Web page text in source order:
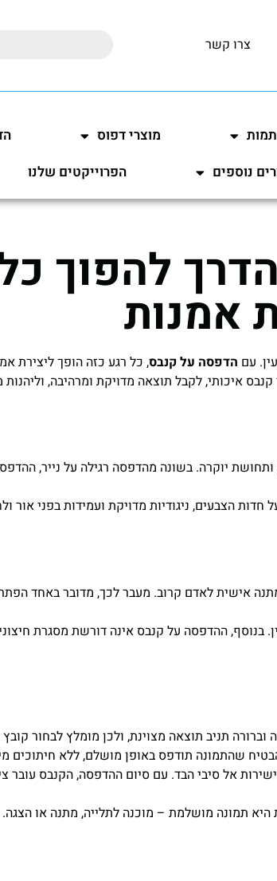
צרו קשר
מוצרי דפוס
נוספים
הפרוייקטים שלנו
להפוך
אמנות
עם הדפסה על קנבס, כל רגע כזה הופך ליצירת
איכותי, לקבל תוצאה מדויקת ומרהיבה,
יוקרה. בשונה מהדפסה רגילה על נייר,
הצבעים, ניגודיות מדויקת ועמידות בפני אור
לאדם קרוב. מעבר לכך, מדובר באחד
בנוסף, ההדפסה על קנבס אינה דורשת מסגרת
תניב תוצאה מצוינת, ולכן מומלץ לבחור קובץ
שהתמונה תודפס באופן מושלם, ללא חיתוכים
אל סיבי הבד. עם סיום ההדפסה, הקנבס עובר
תמונה מושלמת – מוכנה לתלייה, מתנה או הצגה.